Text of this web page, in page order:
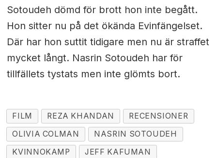
Sotoudeh dömd för brott hon inte begått.
Hon sitter nu på det ökända Evinfängelset.
Där har hon suttit tidigare men nu är straffet
mycket långt. Nasrin Sotoudeh har för
tillfällets tystats men inte glömts bort.
FILM REZA KHANDAN
RECENSIONER
OLIVIA COLMAN
NASRIN SOTOUDEH
KVINNOKAMP
JEFF KAFUMAN